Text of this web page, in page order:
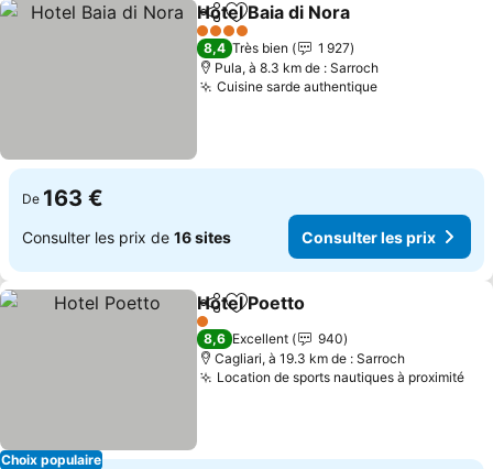
PartagerAjouter à mes favoris
Hotel Baia di Nora
4 Étoiles
8,4 Très bien
1 927
Pula, à 8.3 km de : Sarroch
Cuisine sarde authentique
De 163 €
Consulter les prix de 16 sites Consulter les prix
Choix populaire
PartagerAjouter à mes favoris
Hotel Poetto
1 Étoiles
8,6 Excellent
940
Cagliari, à 19.3 km de : Sarroch
Location de sports nautiques à proximité